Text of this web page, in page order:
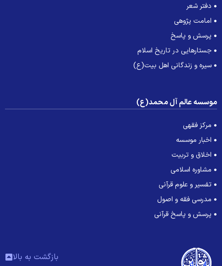
دفتر شعر
امامت پژوهی
پرسش و پاسخ
جستارهایی در تاریخ اسلام
سیره و زندگانی اهل بیت(ع)
عالم آل محمد(ع)
مرکز فقهی
اخبار موسسه
اخلاق و تربیت
مشاوره اسلامی
تفسیر و علوم قرآنی
مدرسی فقه و اصول
پرسش و پاسخ قرآنی
بازگشت به بالا